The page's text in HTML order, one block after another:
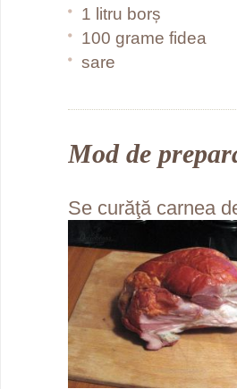
1 litru borș
100 grame fidea
sare
Mod de
Se curăţă carnea